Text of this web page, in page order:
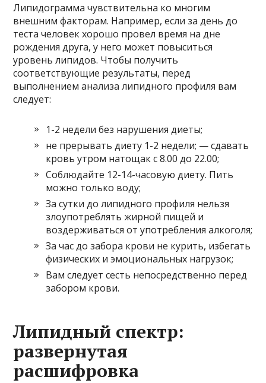
Липидограмма чувствительна ко многим
внешним факторам. Например, если за день до
теста человек хорошо провел время на дне
рождения друга, у него может повыситься
уровень липидов. Чтобы получить
соответствующие результаты, перед
выполнением анализа липидного профиля вам
следует:
1-2 недели без нарушения диеты;
не прерывать диету 1-2 недели; — сдавать
кровь утром натощак с 8.00 до 22.00;
Соблюдайте 12-14-часовую диету. Пить
можно только воду;
За сутки до липидного профиля нельзя
злоупотреблять жирной пищей и
воздерживаться от употребления алкоголя;
За час до забора крови не курить, избегать
физических и эмоциональных нагрузок;
Вам следует сесть непосредственно перед
забором крови.
Липидный спектр:
развернутая
расшифровка